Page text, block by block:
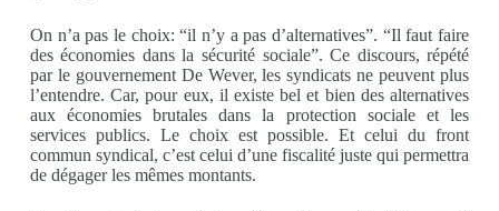
On n’a pas le choix: “il n’y a pas d’alternatives”. “Il faut faire
des économies dans la sécurité sociale”. Ce discours, répété
par le gouvernement De Wever, les syndicats ne peuvent plus
l’entendre. Car, pour eux, il existe bel et bien des alternatives
aux économies brutales dans la protection sociale et les
services publics. Le choix est possible. Et celui du front
commun syndical, c’est celui d’une fiscalité juste qui permettra
de dégager les mêmes montants.